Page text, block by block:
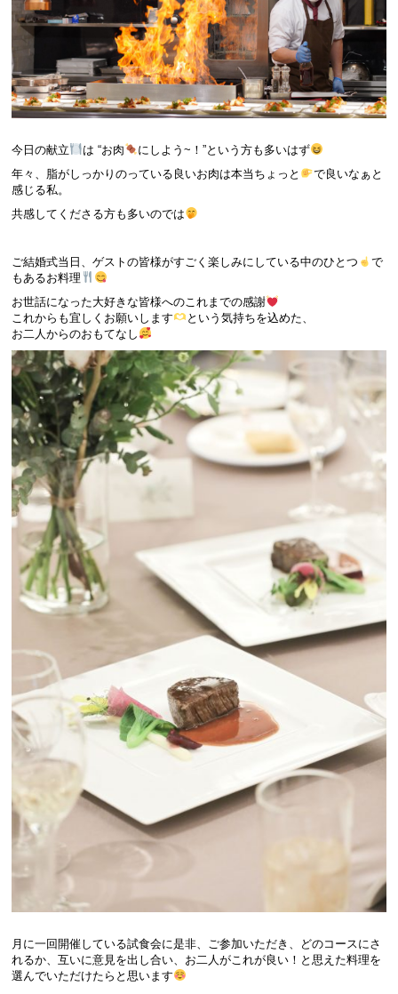
今日の献立 は “お肉
にしよう~！”という方も多いはず
年々、脂がしっかりのっている良いお肉は本当ちょっと
で良いなぁと
感じる私。
共感してくださる方も多いのでは
ご結婚式当日、ゲストの皆様がすごく楽しみにしている中のひとつ
で
もあるお料理
お世話になった大好きな皆様へのこれまでの感謝
これからも宜しくお願いします
という気持ちを込めた、
お二人からのおもてなし
月に一回開催している試食会に是非、ご参加いただき、どのコースにさ
れるか、互いに意見を出し合い、お二人がこれが良い！と思えた料理を
選んでいただけたらと思います